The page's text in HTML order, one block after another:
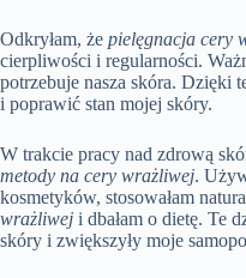
Odkryłam, że pielęgnacja cery
cierpliwości i regularności.
potrzebuje nasza skóra. Dzięki
i poprawić stan mojej skóry.
W trakcie pracy nad zdrową
metody na cery wrażliwej.
kosmetyków, stosowałam
wrażliwej i dbałam o dietę. Te
skóry i zwiększyły moje